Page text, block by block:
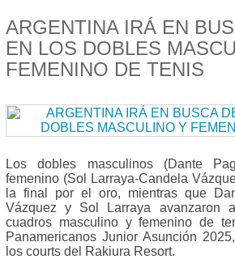
ARGENTINA IRÁ EN
EN LOS DOBLES
FEMENINO DE TENIS
Los dobles masculinos (Dante
femenino (Sol Larraya-Candela
la final por el oro, mientras que
Vázquez y Sol Larraya avanzaron
cuadros masculino y femenino de
Panamericanos Junior Asunción
los courts del Rakiura Resort.